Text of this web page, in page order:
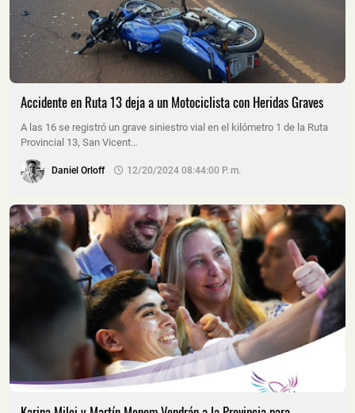
Accidente en Ruta 13 deja a un Motociclista con Heridas Graves
A las 16 se registró un grave siniestro vial en el kilómetro 1 de la Ruta
Provincial 13, San Vicent…
Daniel Orloff 12/20/2024 08:44:00 P. M.